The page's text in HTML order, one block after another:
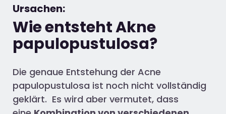
Ursachen:
Wie entsteht Akne
papulopustulosa?
Die genaue Entstehung der Acne
papulopustulosa ist noch nicht vollständig
geklärt. Es wird aber vermutet, dass